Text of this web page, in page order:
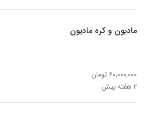
مادیون و کره مادیون
۶۰,۰۰۰,۰۰۰ تومان
۲ هفته پیش